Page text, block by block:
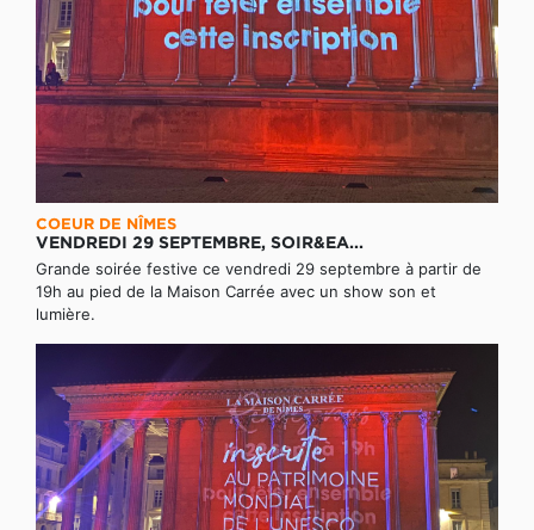
COEUR DE NÎMES
VENDREDI 29 SEPTEMBRE, SOIR&EA...
Grande soirée festive ce vendredi 29 septembre à partir de
19h au pied de la Maison Carrée avec un show son et
lumière.